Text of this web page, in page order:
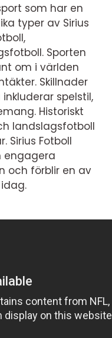
som har en
typer av Sirius
Sporten
om i världen
Skillnader
spelstil,
Historiskt
landslagsfotboll
Sirius Fotboll
engagera
och förblir en av